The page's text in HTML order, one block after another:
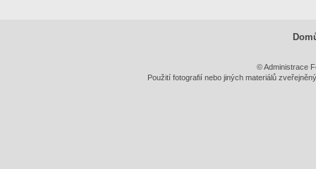
© Administrace
Použití fotografií nebo jiných materiálů